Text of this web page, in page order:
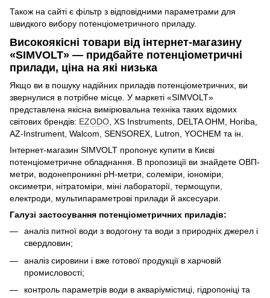
Також на сайті є фільтр з відповідними параметрами для
швидкого вибору потенціометричного приладу.
Високоякісні товари від інтернет-магазину
«SIMVOLT» — придбайте потенціометричні
прилади, ціна на які низька
Якщо ви в пошуку надійних приладів потенціометричних, ви
звернулися в потрібне місце. У маркеті «SIMVOLT»
представлена якісна вимірювальна техніка таких відомих
світових брендів: EZODO, XS Instruments, DELTA OHM, Horiba,
AZ-Instrument, Walcom, SENSOREX, Lutron, YOCHEM та ін.
Інтернет-магазин SIMVOLT пропонує купити в Києві
потенціометричне обладнання. В пропозиції ви знайдете ОВП-
метри, водонепроникні рН-метри, солеміри, іономіри,
оксиметри, нітратоміри, міні лабораторії, термощупи,
електроди, мультипараметрові прилади й аксесуари.
Галузі застосування потенціометричних приладів:
аналіз питної води з водогону та води з природніх джерел і
свердловин;
аналіз сировини і вже готової продукції в харчовій
промисловості;
контроль параметрів води в акваріумістиці, гідропоніці та